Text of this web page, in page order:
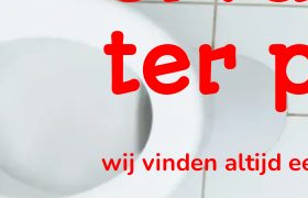
ter
wij vinden altijd